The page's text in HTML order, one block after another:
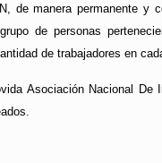
de manera permanente y
de personas
de trabajadores en
Asociación Nacional